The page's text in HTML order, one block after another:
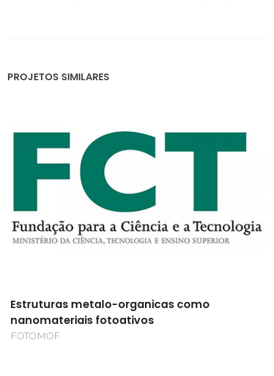
PROJETOS SIMILARES
Estruturas metalo-organicas como
nanomateriais fotoativos
FOTOMOF